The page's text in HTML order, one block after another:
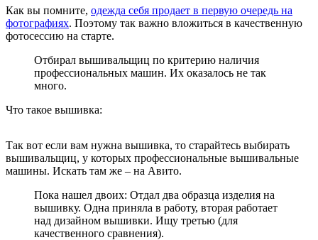
Как вы помните, одежда себя продает в первую очередь на
фотографиях. Поэтому так важно вложиться в качественную
фотосессию на старте.
Отбирал вышивальщиц по критерию наличия
профессиональных машин. Их оказалось не так
много.
Что такое вышивка:
Так вот если вам нужна вышивка, то старайтесь выбирать
вышивальщиц, у которых профессиональные вышивальные
машины. Искать там же – на Авито.
Пока нашел двоих: Отдал два образца изделия на
вышивку. Одна приняла в работу, вторая работает
над дизайном вышивки. Ищу третью (для
качественного сравнения).